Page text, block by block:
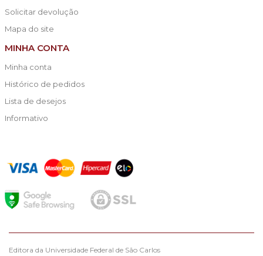
Solicitar devolução
Mapa do site
MINHA CONTA
Minha conta
Histórico de pedidos
Lista de desejos
Informativo
Editora da Universidade Federal de São Carlos